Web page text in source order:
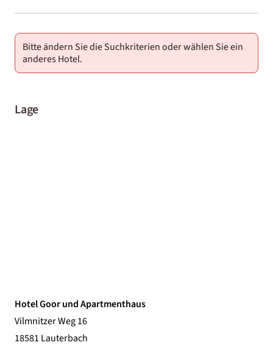
01-02
Bitte ändern Sie die Suchkriterien oder wählen Sie ein
anderes Hotel.
Lage
Hotel Goor und Apartmenthaus
Vilmnitzer Weg 16
18581 Lauterbach